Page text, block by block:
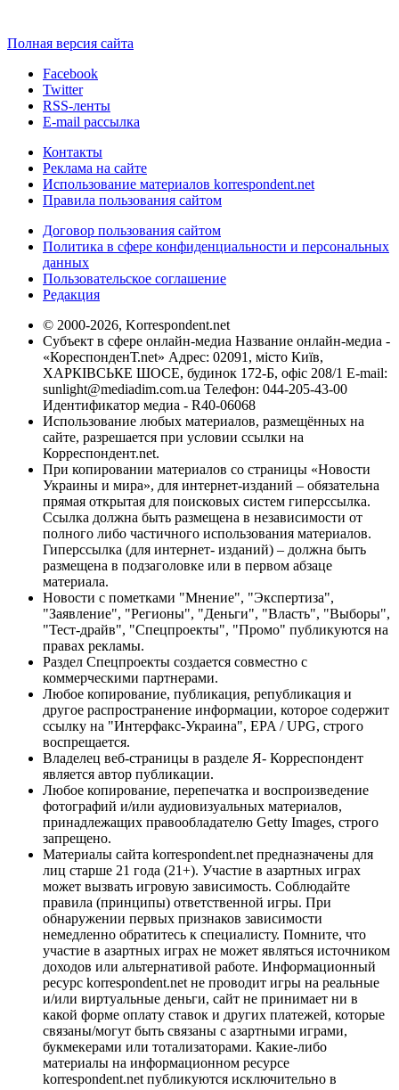
Полная версия сайта
Facebook
Twitter
RSS-ленты
E-mail рассылка
Контакты
Реклама на сайте
Использование материалов korrespondent.net
Правила пользования сайтом
Договор пользования сайтом
Политика в сфере конфиденциальности и персональных
данных
Пользовательское соглашение
Редакция
© 2000-2026, Korrespondent.net
Субъект в сфере онлайн-медиа Название онлайн-медиа -
«КореспонденТ.net» Адрес: 02091, місто Київ,
ХАРКІВСЬКЕ ШОСЕ, будинок 172-Б, офіс 208/1 E-mail:
sunlight@mediadim.com.ua Телефон: 044-205-43-00
Идентификатор медиа - R40-06068
Использование любых материалов, размещённых на
сайте, разрешается при условии ссылки на
Корреспондент.net.
При копировании материалов со страницы «Новости
Украины и мира», для интернет-изданий – обязательна
прямая открытая для поисковых систем гиперссылка.
Ссылка должна быть размещена в независимости от
полного либо частичного использования материалов.
Гиперссылка (для интернет- изданий) – должна быть
размещена в подзаголовке или в первом абзаце
материала.
Новости с пометками "Мнение", "Экспертиза",
"Заявление", "Регионы", "Деньги", "Власть", "Выборы",
"Тест-драйв", "Спецпроекты", "Промо" публикуются на
правах рекламы.
Раздел Спецпроекты создается совместно с
коммерческими партнерами.
Любое копирование, публикация, републикация и
другое распространение информации, которое содержит
ссылку на "Интерфакс-Украина", EPA / UPG, строго
воспрещается.
Владелец веб-страницы в разделе Я- Корреспондент
является автор публикации.
Любое копирование, перепечатка и воспроизведение
фотографий и/или аудиовизуальных материалов,
принадлежащих правообладателю Getty Images, строго
запрещено.
Материалы сайта korrespondent.net предназначены для
лиц старше 21 года (21+). Участие в азартных играх
может вызвать игровую зависимость. Соблюдайте
правила (принципы) ответственной игры. При
обнаружении первых признаков зависимости
немедленно обратитесь к специалисту. Помните, что
участие в азартных играх не может являться источником
доходов или альтернативой работе. Информационный
ресурс korrespondent.net не проводит игры на реальные
и/или виртуальные деньги, сайт не принимает ни в
какой форме оплату ставок и других платежей, которые
связаны/могут быть связаны с азартными играми,
букмекерами или тотализаторами. Какие-либо
материалы на информационном ресурсе
korrespondent.net публикуются исключительно в